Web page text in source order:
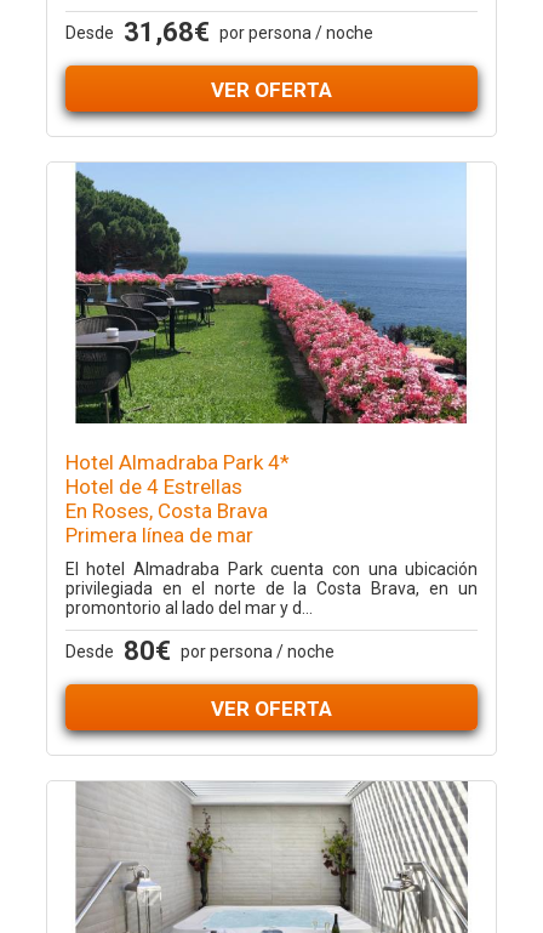
Desde 31,68€ por persona / noche
VER OFERTA
Hotel Almadraba Park 4*
Hotel de 4 Estrellas
En Roses, Costa Brava
Primera línea de mar
El hotel Almadraba Park cuenta con una ubicación
privilegiada en el norte de la Costa Brava, en un
promontorio al lado del mar y d...
Desde 80€ por persona / noche
VER OFERTA